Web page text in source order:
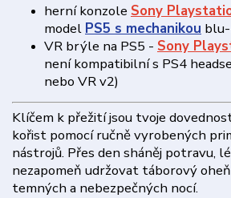
herní konzole Sony
model PS5 s mechanikou
VR brýle na PS5 - Sony
není kompatibilní s PS4
nebo VR v2)
Klíčem k přežití jsou tvoje
kořist pomocí ručně vyrobených
nástrojů. Přes den sháněj potravu,
nezapomeň udržovat táborový
temných a nebezpečných nocí.